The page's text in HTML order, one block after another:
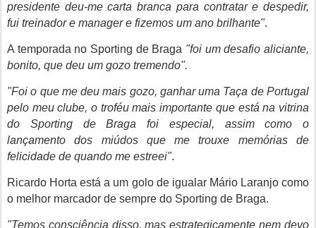
presidente deu-me carta branca para contratar e despedir,
fui treinador e manager e fizemos um ano brilhante".
A temporada no Sporting de Braga "foi um desafio aliciante,
bonito, que deu um gozo tremendo".
"Foi o que me deu mais gozo, ganhar uma Taça de Portugal
pelo meu clube, o troféu mais importante que está na vitrina
do Sporting de Braga foi especial, assim como o
lançamento dos miúdos que me trouxe memórias de
felicidade de quando me estreei".
Ricardo Horta está a um golo de igualar Mário Laranjo como
o melhor marcador de sempre do Sporting de Braga.
"Temos consciência disso, mas estrategicamente nem devo